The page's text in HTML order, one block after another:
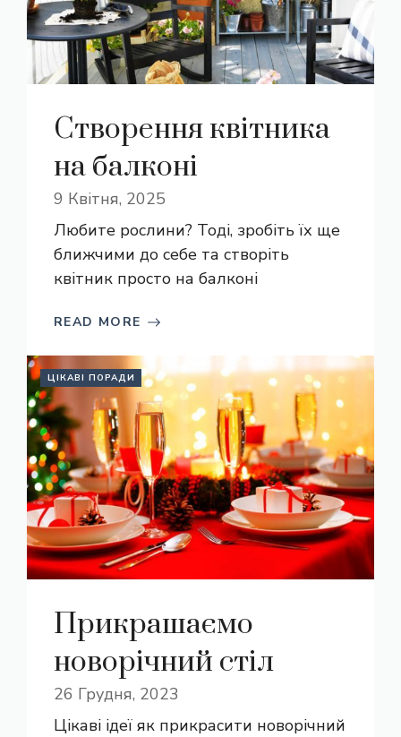
Створення квітника
на балконі
9 Квітня, 2025
Любите рослини? Тоді, зробіть їх ще
ближчими до себе та створіть
квітник просто на балконі
READ MORE
ЦІКАВІ ПОРАДИ
Прикрашаємо
новорічний стіл
26 Грудня, 2023
Цікаві ідеї як прикрасити новорічний